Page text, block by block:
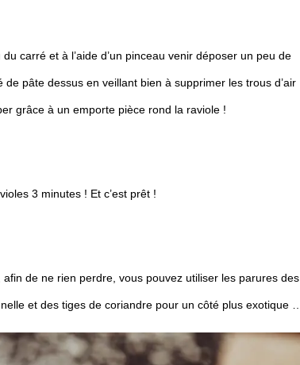
carré et à l’aide d’un pinceau venir déposer un peu de
pâte dessus en veillant bien à supprimer les trous d’air
grâce à un emporte pièce rond la raviole !
3 minutes ! Et c’est prêt !
de ne rien perdre, vous pouvez utiliser les parures des
et des tiges de coriandre pour un côté plus exotique …